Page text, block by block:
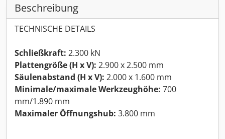
Beschreibung
TECHNISCHE DETAILS
Schließkraft: 2.300 kN
Plattengröße (H x V): 2.900 x 2.500 mm
Säulenabstand (H x V): 2.000 x 1.600 mm
Minimale/maximale Werkzeughöhe: 700
mm/1.890 mm
Maximaler Öffnungshub: 3.800 mm